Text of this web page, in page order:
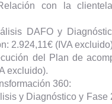
con la
DAFO y
2.924,11€ (IVA
del Plan de
excluido).
360:
y Diagnóstico y Fase